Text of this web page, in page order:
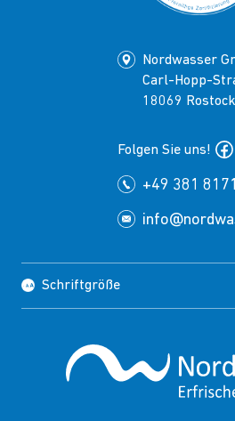
+49 381
Nordwasser
Carl-Hopp-
18069 Rostock
Folgen Sie uns!
Schriftgröße